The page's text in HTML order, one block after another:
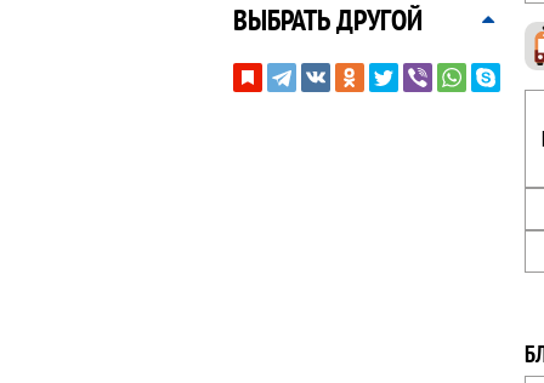
ВЫБРАТЬ ДРУГОЙ